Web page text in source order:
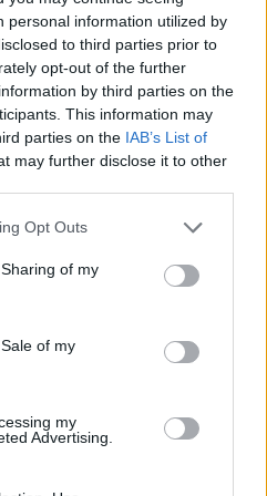
personal information utilized by
to third parties prior to
opt-out of the further
by third parties on the
This information may
parties on the IAB’s List of
may further disclose it to other
Opt Outs
of my
of my
my
Advertising.
inserida num conjunto de
vários intervenientes, entre
2022
de adoção de comportamentos
da comunidade e prevenindo
ordenação social.
para viver
inserida num conjunto de
vários intervenientes, entre